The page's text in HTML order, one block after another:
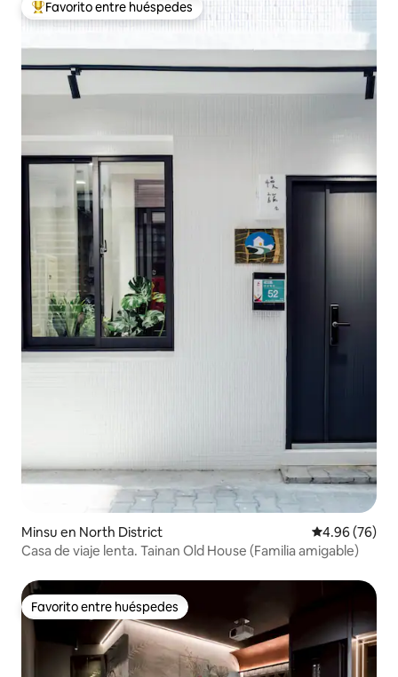
Favorito entre huéspedes preferido
Favorito entre huéspedes
Minsu en North District Calificación
4.96 (76)
Casa de viaje lenta. Tainan Old House (Familia amigable)
Favorito entre huéspedes
Favorito entre huéspedes